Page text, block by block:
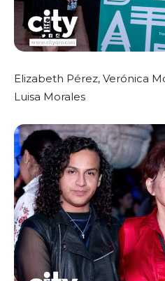
Elizabeth Pérez, Verónica
Luisa Morales